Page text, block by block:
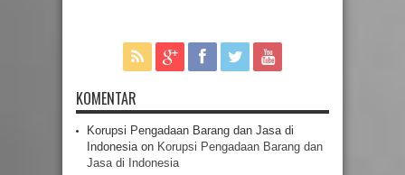
KOMENTAR
Korupsi Pengadaan Barang dan Jasa di
Indonesia on Korupsi Pengadaan Barang dan
Jasa di Indonesia